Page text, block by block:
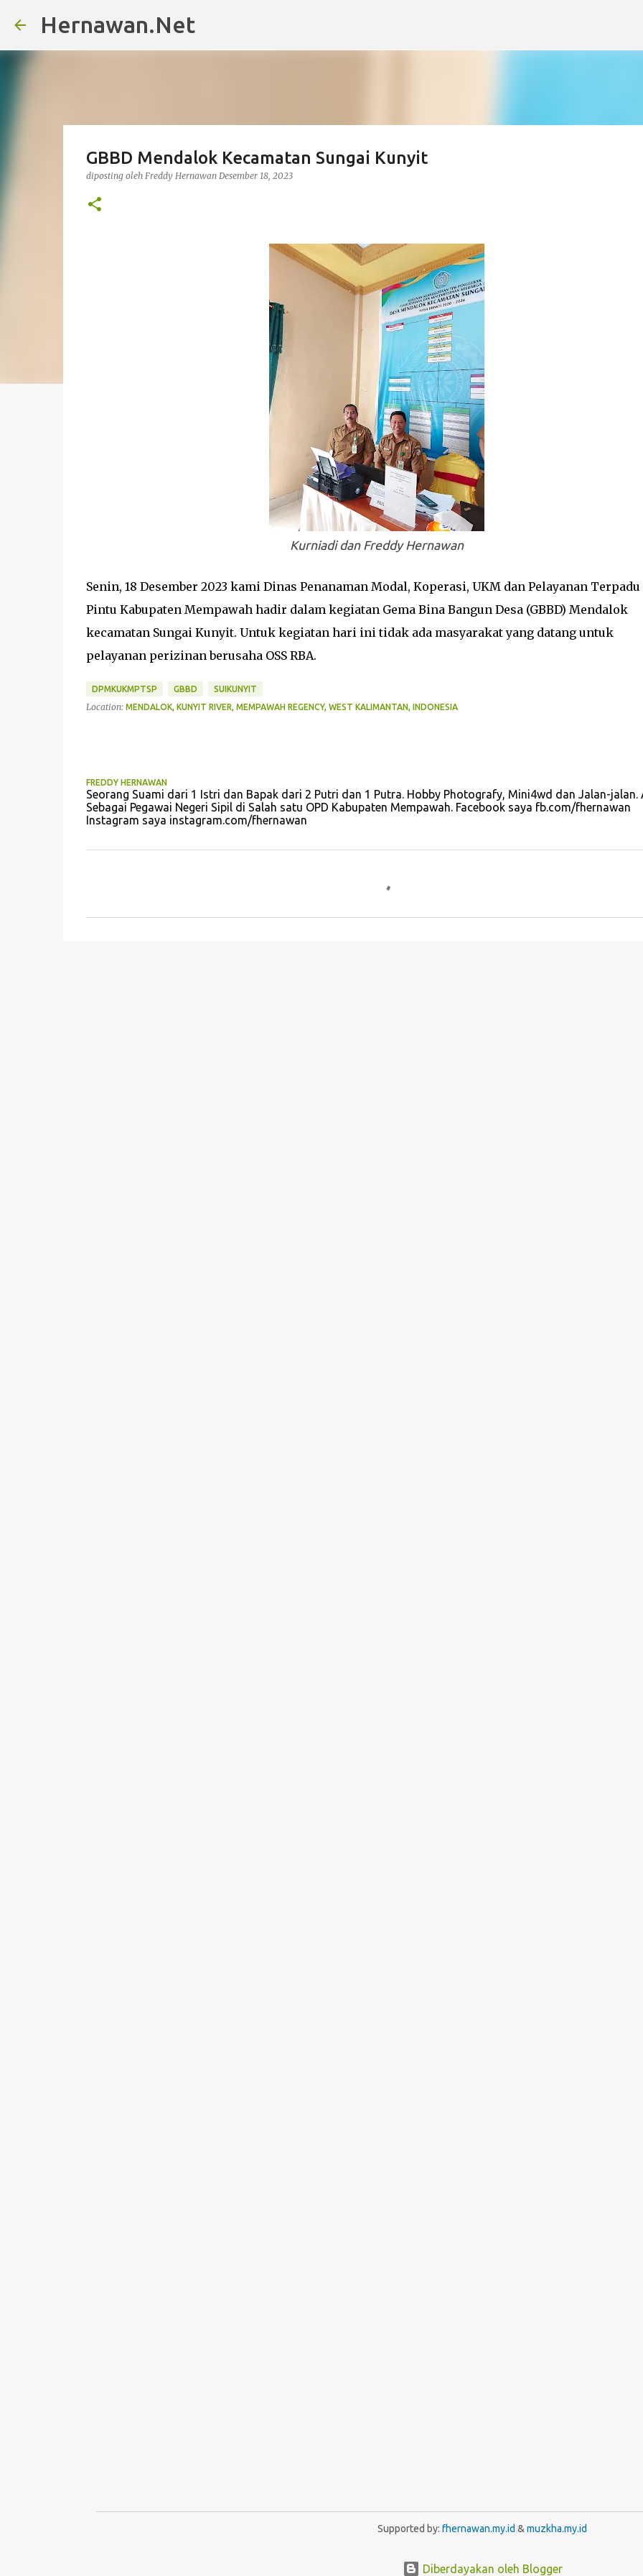
Hernawan.Net
GBBD Mendalok Kecamatan Sungai Kunyit
diposting oleh Freddy Hernawan Desember 18, 2023
Kurniadi dan Freddy Hernawan
Senin, 18 Desember 2023 kami Dinas Penanaman Modal, Koperasi, UKM dan Pelayanan Terpadu
Pintu Kabupaten Mempawah hadir dalam kegiatan Gema Bina Bangun Desa (GBBD) Mendalok
kecamatan Sungai Kunyit. Untuk kegiatan hari ini tidak ada masyarakat yang datang untuk
pelayanan perizinan berusaha OSS RBA.
DPMKUKMPTSP GBBD SUIKUNYIT
Location: MENDALOK, KUNYIT RIVER, MEMPAWAH REGENCY, WEST KALIMANTAN, INDONESIA
FREDDY HERNAWAN
Seorang Suami dari 1 Istri dan Bapak dari 2 Putri dan 1 Putra. Hobby Photografy, Mini4wd dan Jalan-jalan.
Sebagai Pegawai Negeri Sipil di Salah satu OPD Kabupaten Mempawah. Facebook saya fb.com/fhernawan
Instagram saya instagram.com/fhernawan
Supported by: fhernawan.my.id &muzkha.my.id
Diberdayakan oleh Blogger